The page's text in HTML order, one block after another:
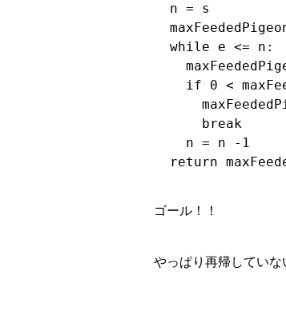
  n = s
  while e <= n:
if 0 <
      break
    n = n -1
return
ゴール！！
やっぱり再帰していな